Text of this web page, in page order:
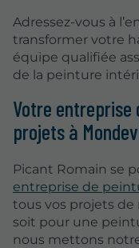
Adressez-vous à
transformer votre
équipe qualifiée
de la peinture
Votre entreprise
projets à
Picant Romain se
entreprise de
tous vos projets de
soit pour une
nous mettons